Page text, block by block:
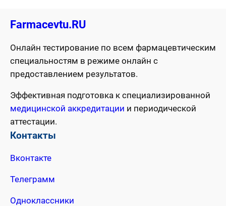
Farmacevtu.RU
Онлайн тестирование по всем фармацевтическим
специальностям в режиме онлайн с
предоставлением результатов.
Эффективная подготовка к специализированной
медицинской аккредитации и периодической
аттестации.
Контакты
Вконтакте
Телеграмм
Одноклассники